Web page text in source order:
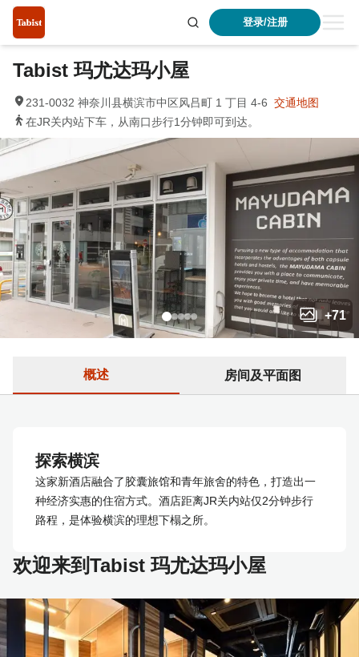
登录/注册
+71
Tabist 玛尤达玛小屋
231-0032 神奈川县横滨市中区风吕町 1 丁目 4-6 交通地图
在JR关内站下车，从南口步行1分钟即可到达。
概述 房间及平面图
探索横滨
这家新酒店融合了胶囊旅馆和青年旅舍的特色，打造出一
种经济实惠的住宿方式。酒店距离JR关内站仅2分钟步行
路程，是体验横滨的理想下榻之所。
欢迎来到Tabist 玛尤达玛小屋